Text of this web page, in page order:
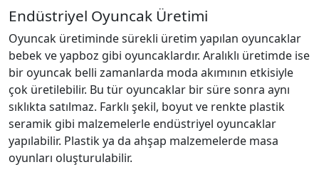
Endüstriyel Oyuncak Üretimi
Oyuncak üretiminde sürekli üretim yapılan oyuncaklar
bebek ve yapboz gibi oyuncaklardır. Aralıklı üretimde ise
bir oyuncak belli zamanlarda moda akımının etkisiyle
çok üretilebilir. Bu tür oyuncaklar bir süre sonra aynı
sıklıkta satılmaz. Farklı şekil, boyut ve renkte plastik
seramik gibi malzemelerle endüstriyel oyuncaklar
yapılabilir. Plastik ya da ahşap malzemelerde masa
oyunları oluşturulabilir.